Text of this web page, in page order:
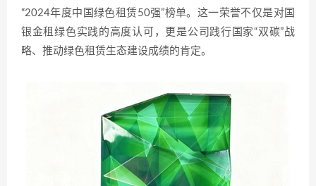
“2024年度中国绿色租赁50强”榜单。这一荣誉不仅是对国
银金租绿色实践的高度认可，更是公司践行国家“双碳”战
略、推动绿色租赁生态建设成绩的肯定。